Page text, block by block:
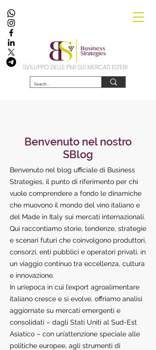
SVILUPPO DELLE PMI SUI MERCATI ESTERI
Benvenuto nel nostro
SBlog
Benvenuto nel blog ufficiale di Business
Strategies, il punto di riferimento per chi
vuole comprendere a fondo le dinamiche
che muovono il mondo del vino italiano e
del Made in Italy sui mercati internazionali.
Qui raccontiamo storie, tendenze, strategie
e scenari futuri che coinvolgono produttori,
consorzi, enti pubblici e operatori privati, in
un viaggio continuo tra eccellenza, cultura
e innovazione.
In un’epoca in cui l’export agroalimentare
italiano cresce e si evolve, offriamo analisi
aggiornate su mercati emergenti e
consolidati – dagli Stati Uniti al Sud-Est
Asiatico – con un’attenzione speciale alle
politiche europee, agli strumenti di